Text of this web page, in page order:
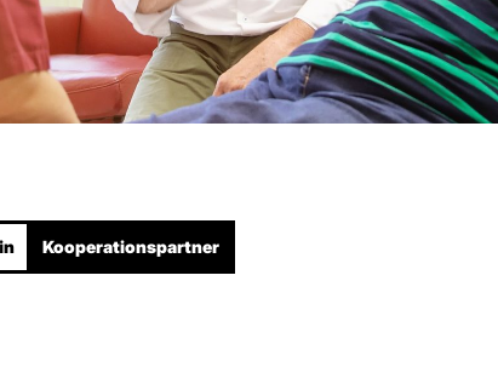
Kooperations­partner